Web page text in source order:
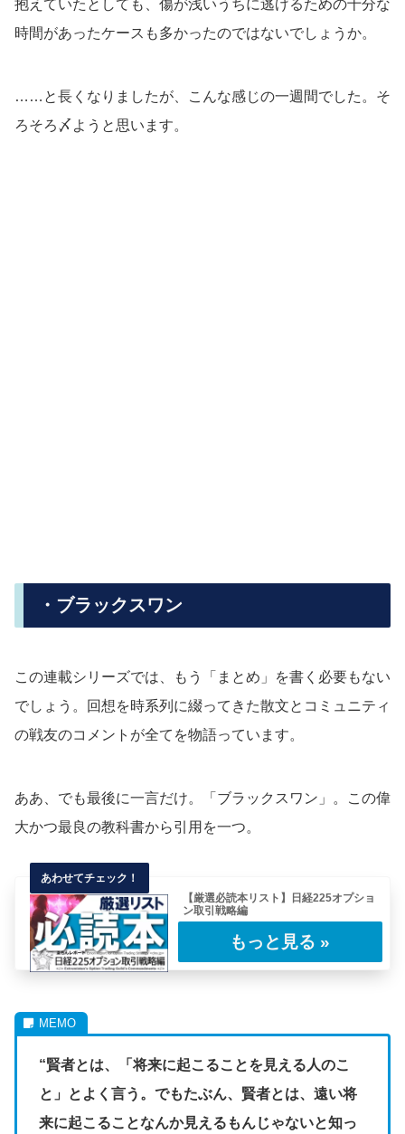
抱えていたとしても、傷が浅いうちに逃げるための十分な
時間があったケースも多かったのではないでしょうか。
……と長くなりましたが、こんな感じの一週間でした。そ
ろそろ〆ようと思います。
・ブラックスワン
この連載シリーズでは、もう「まとめ」を書く必要もない
でしょう。回想を時系列に綴ってきた散文とコミュニティ
の戦友のコメントが全てを物語っています。
ああ、でも最後に一言だけ。「ブラックスワン」。この偉
大かつ最良の教科書から引用を一つ。
【厳選必読本リスト】日経225オプショ
ン取引戦略編
わたしが勉強になったと思う本を厳選ピックア
“賢者とは、「将来に起こることを見える人のこ
と」とよく言う。でもたぶん、賢者とは、遠い将
来に起こることなんか見えるもんじゃないと知っ